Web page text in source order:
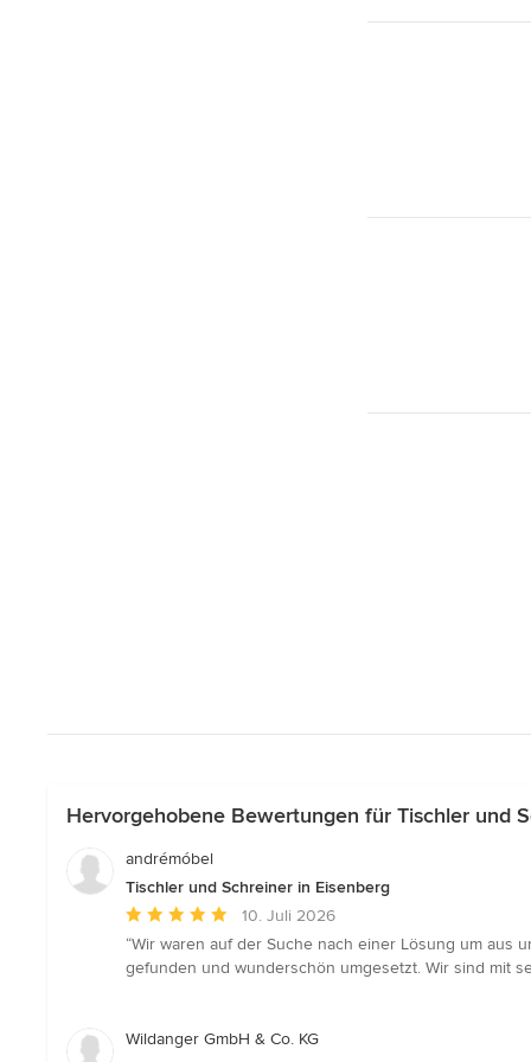
Hervorgehobene Bewertungen für Tischler und
andrémóbel
Tischler und Schreiner in Eisenberg
Durchschnittliche
Bewertung:
5
Sternen
10. Juli 2026
“Wir waren auf der Suche nach einer Lösung um aus
gefunden und wunderschön umgesetzt. Wir sind mit
Wildanger GmbH & Co. KG